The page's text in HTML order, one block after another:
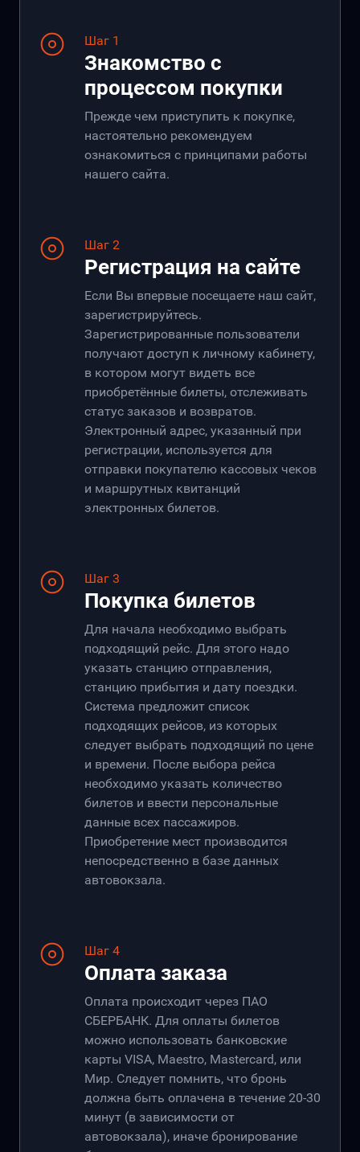
Шаг 1
Знакомство с
процессом покупки
Прежде чем приступить к покупке,
настоятельно рекомендуем
ознакомиться с принципами работы
нашего сайта.
Шаг 2
Регистрация на сайте
Если Вы впервые посещаете наш сайт,
зарегистрируйтесь.
Зарегистрированные пользователи
получают доступ к личному кабинету,
в котором могут видеть все
приобретённые билеты, отслеживать
статус заказов и возвратов.
Электронный адрес, указанный при
регистрации, используется для
отправки покупателю кассовых чеков
и маршрутных квитанций
электронных билетов.
Шаг 3
Покупка билетов
Для начала необходимо выбрать
подходящий рейс. Для этого надо
указать станцию отправления,
станцию прибытия и дату поездки.
Система предложит список
подходящих рейсов, из которых
следует выбрать подходящий по цене
и времени. После выбора рейса
необходимо указать количество
билетов и ввести персональные
данные всех пассажиров.
Приобретение мест производится
непосредственно в базе данных
автовокзала.
Шаг 4
Оплата заказа
Оплата происходит через ПАО
СБЕРБАНК. Для оплаты билетов
можно использовать банковские
карты VISA, Maestro, Mastercard, или
Мир. Следует помнить, что бронь
должна быть оплачена в течение 20-30
минут (в зависимости от
автовокзала), иначе бронирование